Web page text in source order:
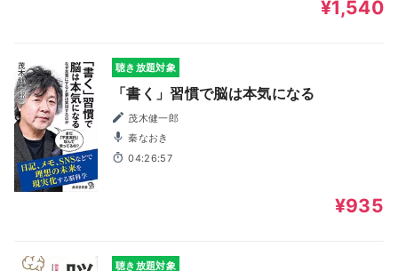
¥1,540
聴き放題対象
「書く」習慣で脳は本気になる
茂木健一郎
秦なおき
04:26:57
¥935
聴き放題対象